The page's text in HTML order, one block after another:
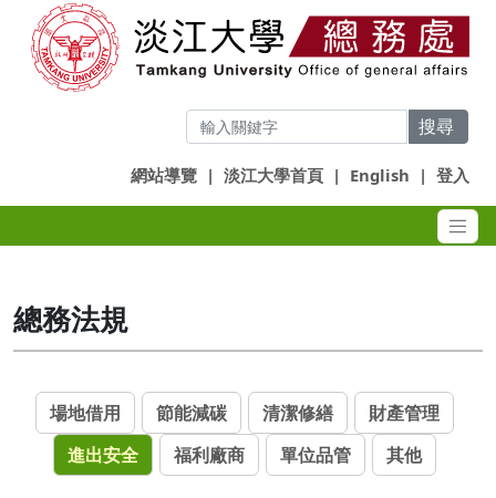
搜尋
網站導覽 | 淡江大學首頁 | English | 登入
總務法規
場地借用 節能減碳 清潔修繕
財產管理
進出安全
福利廠商 單位品管 其他